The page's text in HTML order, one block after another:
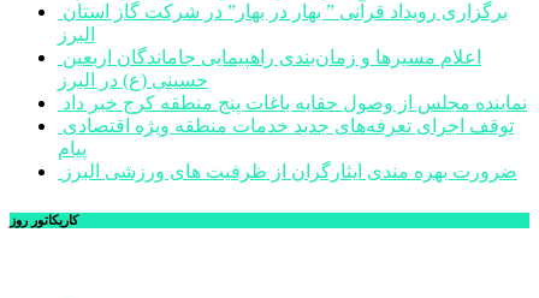
البرز
حسینی (ع) در البرز
نماینده مجلس از وصول حقابه باغات پنج منطقه کرج خبر داد
پیام
ضرورت بهره مندی ایثارگران از ظرفیت های ورزشی البرز
کاریکاتور روز